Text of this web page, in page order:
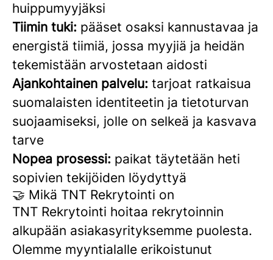
huippumyyjäksi
Tiimin tuki: pääset osaksi kannustavaa ja
energistä tiimiä, jossa myyjiä ja heidän
tekemistään arvostetaan aidosti
Ajankohtainen palvelu: tarjoat ratkaisua
suomalaisten identiteetin ja tietoturvan
suojaamiseksi, jolle on selkeä ja kasvava
tarve
Nopea prosessi: paikat täytetään heti
sopivien tekijöiden löydyttyä
🤝 Mikä TNT Rekrytointi on
TNT Rekrytointi hoitaa rekrytoinnin
alkupään asiakasyrityksemme puolesta.
Olemme myyntialalle erikoistunut